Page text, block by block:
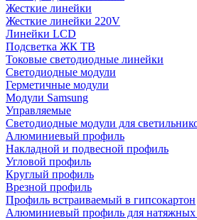
Жесткие линейки
Жесткие линейки 220V
Линейки LCD
Подсветка ЖК ТВ
Токовые светодиодные линейки
Светодиодные модули
Герметичные модули
Модули Samsung
Управляемые
Светодиодные модули для
Алюминиевый профиль
Накладной и подвесной профиль
Угловой профиль
Круглый профиль
Врезной профиль
Профиль встраиваемый в гипсокартон
Алюминиевый профиль для натяжных